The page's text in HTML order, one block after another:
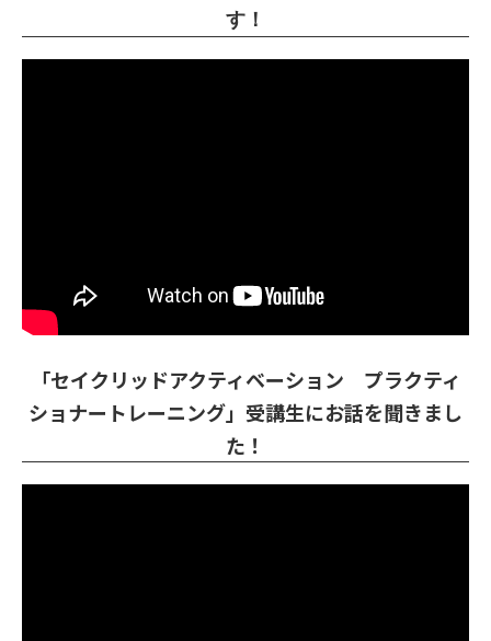
す！
「セイクリッドアクティベーション プラクティ
ショナートレーニング」受講生にお話を聞きまし
た！